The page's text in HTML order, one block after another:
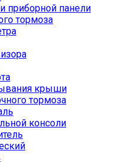
приборной панели
тормоза
крыши
тормоза
консоли